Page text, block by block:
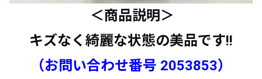
＜商品説明＞
キズなく綺麗な状態の美品です!!
（お問い合わせ番号 2053853）